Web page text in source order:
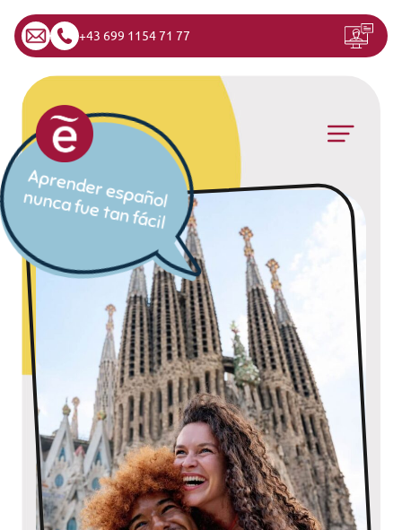
+43 699 1154 71 77
Saltar al contenido
Navegación principal